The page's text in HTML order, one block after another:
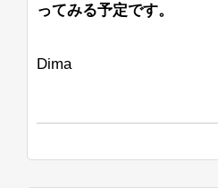
ってみる予定です。
Dima